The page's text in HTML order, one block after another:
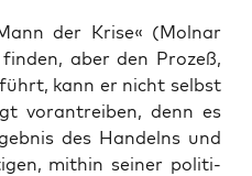
der Kri­se« (Mol­nar
aber den Pro­zeß,
kann er nicht selbst
vor­an­trei­ben, denn es
des Han­delns und
mit­hin sei­ner poli­ti­